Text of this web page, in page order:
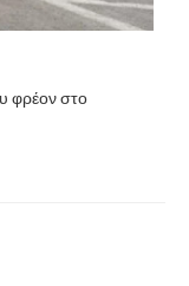
φρέον στο